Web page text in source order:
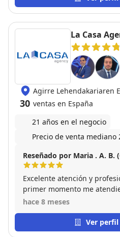
La Casa
Agirre Lehendakariaren
48015 Deusto
30 ventas en España
21 años en el negocio
Precio de venta mediano
Reseñado por Maria . A. B.
Excelente atención y
primer momento me
mucha cercanía y claridad.
transmitiendo mucha
proceso. Da gusto tratar
hace 8 meses
Ver